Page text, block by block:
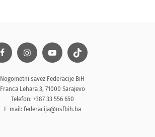
Nogometni savez Federacije BiH
Franca Lehara 3, 71000 Sarajevo
Telefon: +387 33 556 650
E-mail: federacija@nsfbih.ba